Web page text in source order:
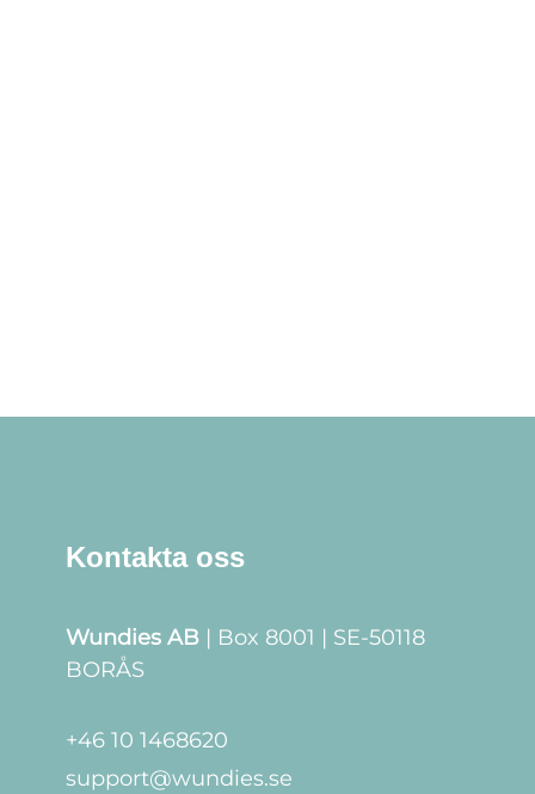
Kontakta oss
Wundies AB | Box 8001 | SE-50118
BORÅS
+46 10 1468620
support@wundies.se